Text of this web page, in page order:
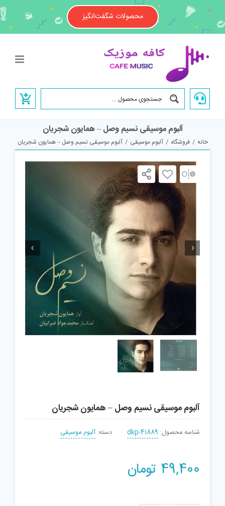
content
محصولات شگفت‌انگیز
آلبوم موسیقی نسیم وصل – همایون شجریان
خانه / فروشگاه / آلبوم موسیقی / آلبوم موسیقی نسیم وصل – همایون شجریان
 
آلبوم موسیقی نسیم وصل – همایون شجریان
شناسه محصول: dkp-41889 دسته: آلبوم موسیقی
49,400 تومان